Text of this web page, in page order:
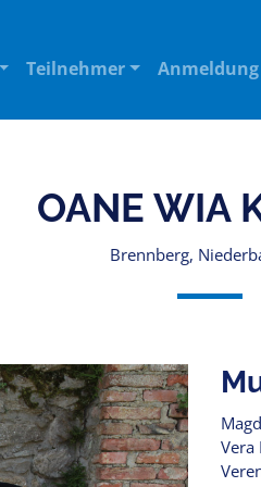
Teilnehmer Anmeldung
OANE WIA
Brennberg,
Vera